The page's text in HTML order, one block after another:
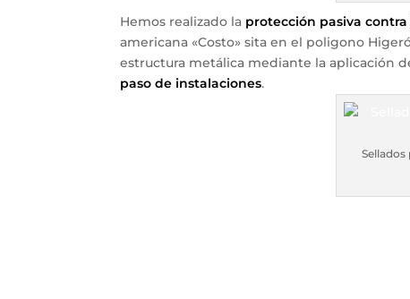
Hemos realizado la protección pasiva
americana «Costo» sita en el poligono
estructura metálica mediante la aplicación
paso de instalaciones.
Sellados